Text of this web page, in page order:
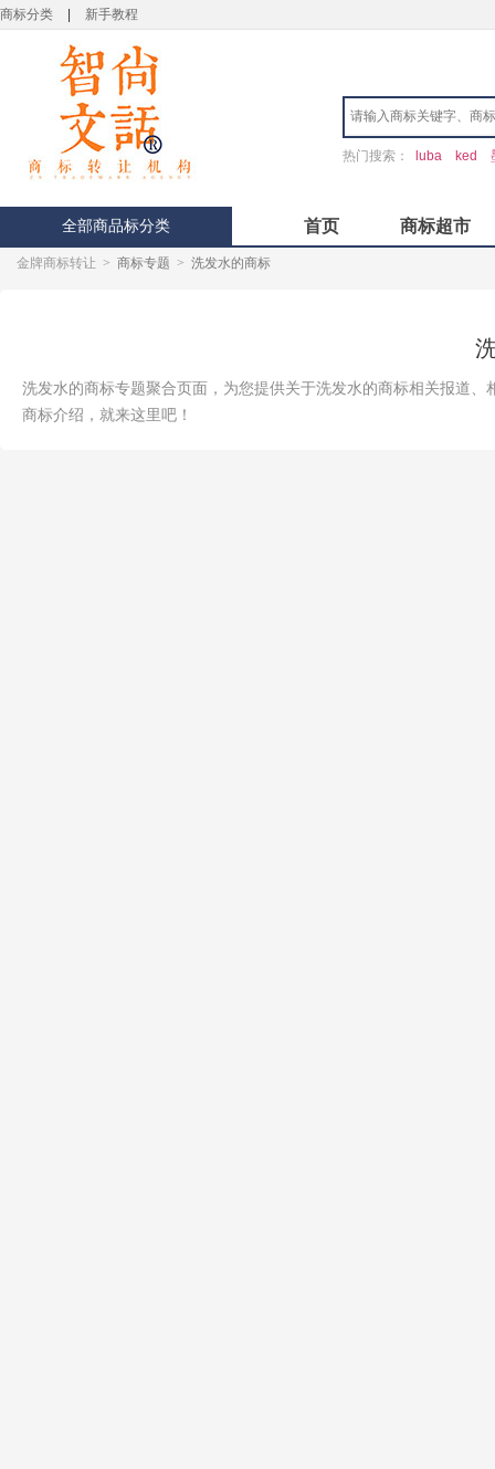
商标分类 新手教程
热门搜索： luba ked
全部商品标分类 首页 商标超市
金牌商标转让 > 商标专题 > 洗发水的商标
洗发水的商标专题聚合页面，为您提供关于洗发水的商标相关报道
商标介绍，就来这里吧！